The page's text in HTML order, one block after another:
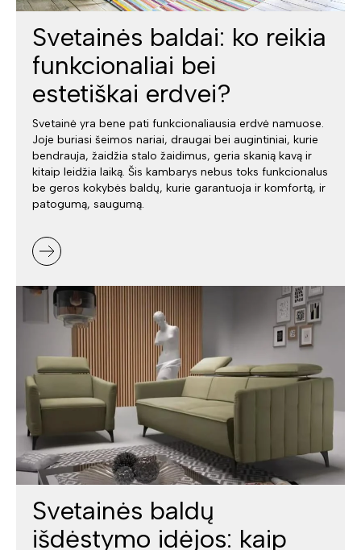
Svetainės baldai: ko reikia
funkcionaliai bei
estetiškai erdvei?
Svetainė yra bene pati funkcionaliausia erdvė namuose.
Joje buriasi šeimos nariai, draugai bei augintiniai, kurie
bendrauja, žaidžia stalo žaidimus, geria skanią kavą ir
kitaip leidžia laiką. Šis kambarys nebus toks funkcionalus
be geros kokybės baldų, kurie garantuoja ir komfortą, ir
patogumą, saugumą.
Svetainės baldų
išdėstymo idėjos: kaip